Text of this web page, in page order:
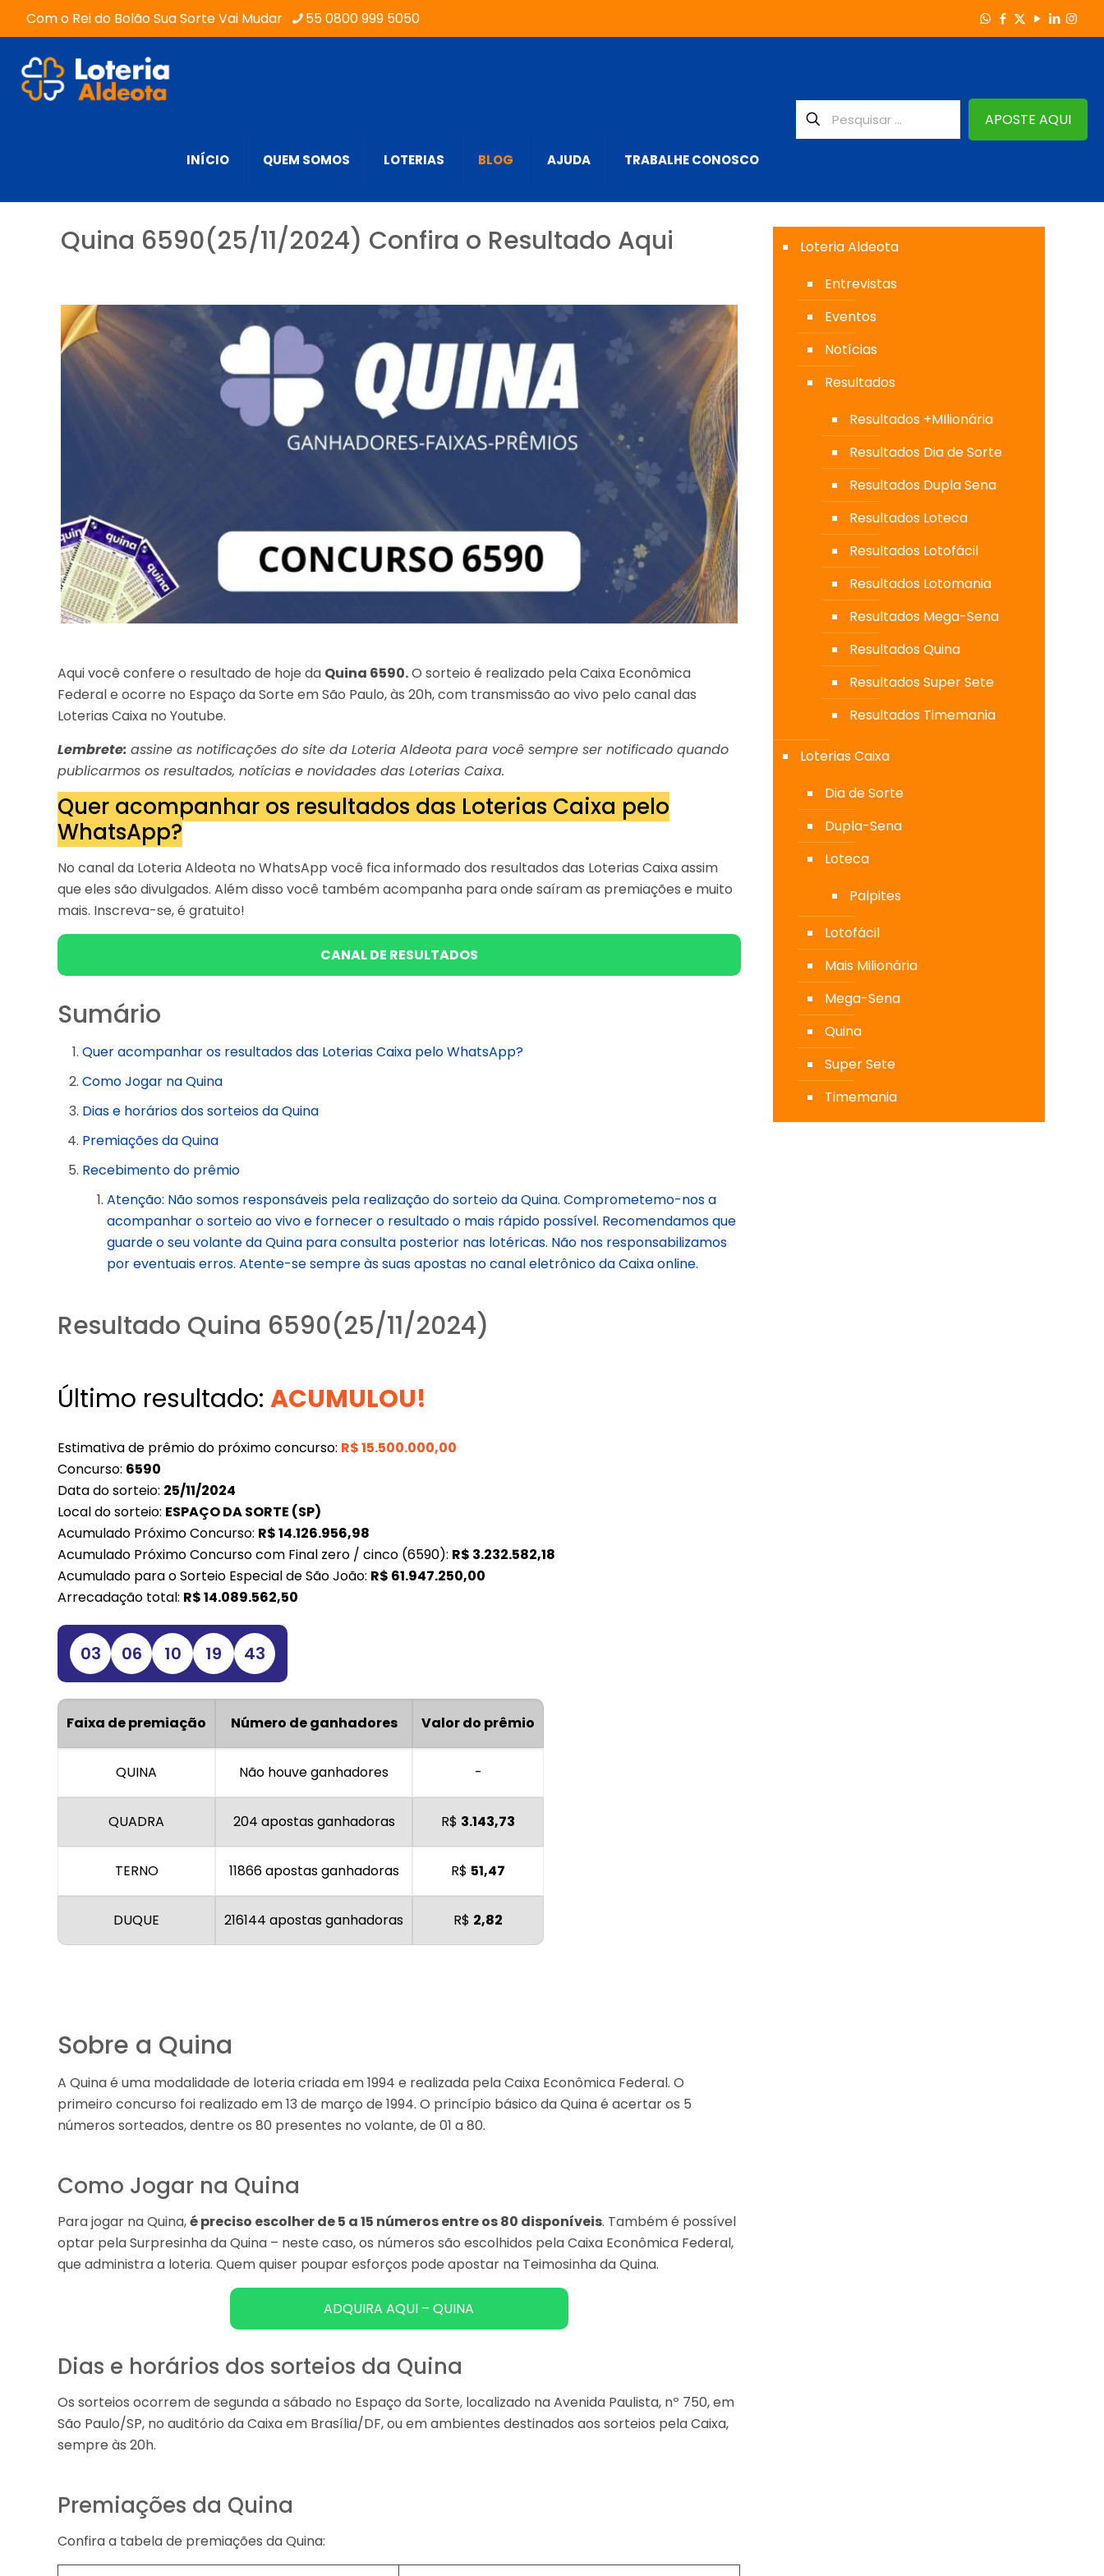
Com o Rei do Bolão Sua Sorte Vai Mudar 55 0800 999 5050
INÍCIO QUEM SOMOS LOTERIAS BLOG AJUDA TRABALHE CONOSCO
APOSTE AQUI
Quina 6590(25/11/2024) Confira o Resultado Aqui
Aqui você confere o resultado de hoje da Quina 6590.O sorteio é realizado pela Caixa Econômica
Federal e ocorre no Espaço da Sorte em São Paulo, às 20h, com transmissão ao vivo pelo canal das
Loterias Caixa no Youtube.
Lembrete:assine as notificações do site da Loteria Aldeota para você sempre ser notificado quando
publicarmos os resultados, notícias e novidades das Loterias Caixa.
Quer acompanhar os resultados das Loterias Caixa pelo
WhatsApp?
No canal da Loteria Aldeota no WhatsApp você fica informado dos resultados das Loterias Caixa assim
que eles são divulgados. Além disso você também acompanha para onde saíram as premiações e muito
mais. Inscreva-se, é gratuito!
CANAL DE RESULTADOS
Sumário
Quer acompanhar os resultados das Loterias Caixa pelo WhatsApp?
Como Jogar na Quina
Dias e horários dos sorteios da Quina
Premiações da Quina
Recebimento do prêmio
Atenção: Não somos responsáveis pela realização do sorteio da Quina. Comprometemo-nos a
acompanhar o sorteio ao vivo e fornecer o resultado o mais rápido possível. Recomendamos que
guarde o seu volante da Quina para consulta posterior nas lotéricas. Não nos responsabilizamos
por eventuais erros. Atente-se sempre às suas apostas no canal eletrônico da Caixa online.
Resultado Quina 6590(25/11/2024)
Último resultado:ACUMULOU!
Estimativa de prêmio do próximo concurso: R$15.500.000,00
Concurso: 6590
Data do sorteio: 25/11/2024
Local do sorteio: ESPAÇO DA SORTE (SP)
Acumulado Próximo Concurso: R$14.126.956,98
Acumulado Próximo Concurso com Final zero / cinco (6590): R$ 3.232.582,18
Acumulado para o Sorteio Especial de São João: R$ 61.947.250,00
Arrecadação total: R$14.089.562,50
03 06 10 19 43
Faixa de premiação Número de ganhadores Valor do prêmio
QUINA Não houve ganhadores -
QUADRA 204 apostas ganhadoras R$ 3.143,73
TERNO 11866 apostas ganhadoras R$ 51,47
DUQUE 216144 apostas ganhadoras R$ 2,82
Sobre a Quina
A Quina é uma modalidade de loteria criada em 1994 e realizada pela Caixa Econômica Federal. O
primeiro concurso foi realizado em 13 de março de 1994. O princípio básico da Quina é acertar os 5
números sorteados, dentre os 80 presentes no volante, de 01 a 80.
Como Jogar na Quina
Para jogar na Quina,é preciso escolher de 5 a 15 números entre os 80 disponíveis. Também é possível
optar pela Surpresinha da Quina – neste caso, os números são escolhidos pela Caixa Econômica Federal,
que administra a loteria. Quem quiser poupar esforços pode apostar na Teimosinha da Quina.
ADQUIRA AQUI – QUINA
Dias e horários dos sorteios da Quina
Os sorteios ocorrem de segunda a sábado no Espaço da Sorte, localizado na Avenida Paulista, nº 750, em
São Paulo/SP, no auditório da Caixa em Brasília/DF, ou em ambientes destinados aos sorteios pela Caixa,
sempre às 20h.
Premiações da Quina
Confira a tabela de premiações da Quina:
Loteria Aldeota
Entrevistas
Eventos
Notícias
Resultados
Resultados +MIlionária
Resultados Dia de Sorte
Resultados Dupla Sena
Resultados Loteca
Resultados Lotofácil
Resultados Lotomania
Resultados Mega-Sena
Resultados Quina
Resultados Super Sete
Resultados Timemania
Loterias Caixa
Dia de Sorte
Dupla-Sena
Loteca
Palpites
Lotofácil
Mais Milionária
Mega-Sena
Quina
Super Sete
Timemania